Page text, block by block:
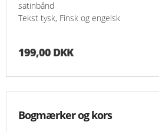
satinbånd
Tekst tysk, Finsk og engelsk
199,00 DKK
Bogmærker og kors